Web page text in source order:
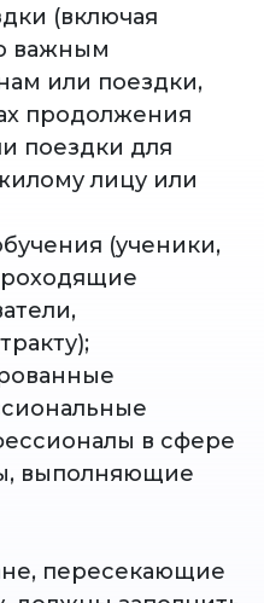
(включая
важным
или поездки,
продолжения
поездки для
лицу или
(ученики,
в сфере
выполняющие
пересекающие